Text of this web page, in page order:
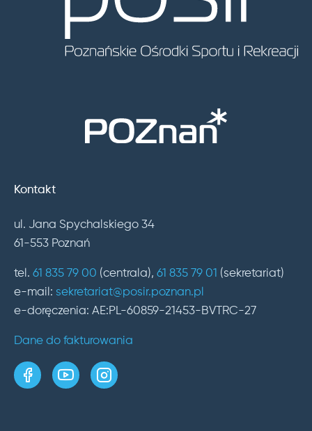
Kontakt
ul. Jana Spychalskiego 34
61-553 Poznań
tel. 61 835 79 00 (centrala), 61 835 79 01 (sekretariat)
e-mail: sekretariat@posir.poznan.pl
e-doręczenia: AE:PL-60859-21453-BVTRC-27
Dane do fakturowania
strona w serwisie Facebook
kanał w serwisie YouTube
profil w serwisie Instagram